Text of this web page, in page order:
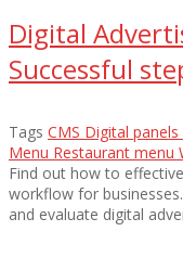
Digital
Successful
Tags CMS Digital panels
Menu Restaurant menu
Find out how to
workflow for
and evaluate digital